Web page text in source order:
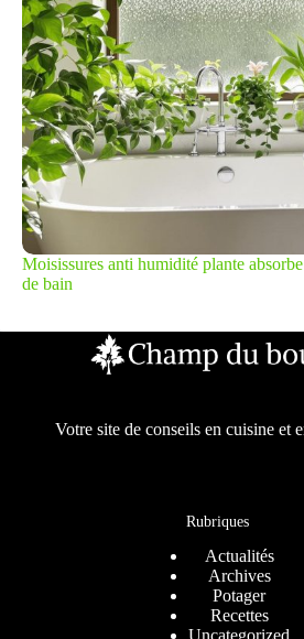
Moisissures anti humidité plante
de bain
Votre site de conseils en cuisine et
Rubriques
Actualités
Archives
Potager
Recettes